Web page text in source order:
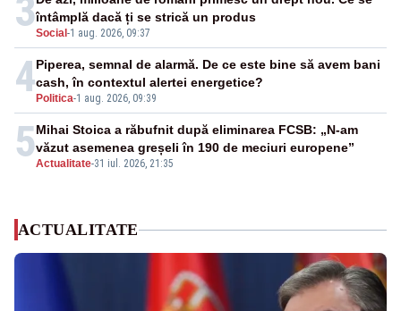
3Social -1 aug. 2026, 09:37
întâmplă dacă ți se strică un produs
4 Politica-1 aug. 2026, 09:39
Piperea, semnal de alarmă. De ce este bine să avem bani
cash, în contextul alertei energetice?
5Actualitate-31 iul. 2026, 21:35
Mihai Stoica a răbufnit după eliminarea FCSB: „N-am
văzut asemenea greșeli în 190 de meciuri europene”
ACTUALITATE